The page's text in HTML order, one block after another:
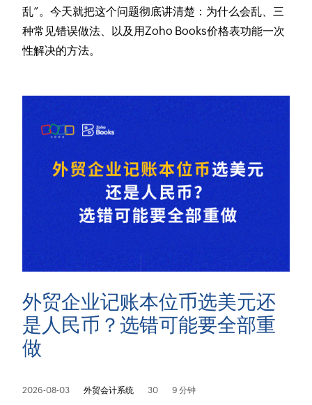
乱”。今天就把这个问题彻底讲清楚：为什么会乱、三
种常见错误做法、以及用Zoho Books价格表功能一次
性解决的方法。
外贸企业记账本位币选美元还
是人民币？选错可能要全部重
做
2026-08-03 外贸会计系统 30 9 分钟